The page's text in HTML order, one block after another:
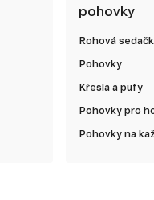
pohovky
Rohová
Pohovky
Křesla a pufy
Pohovky pro
Pohovky na